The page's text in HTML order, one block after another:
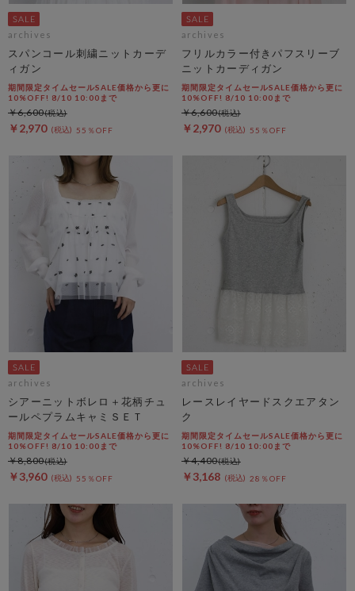
archives
スパンコール刺繍ニットカーデ
ィガン
期間限定タイムセールSALE価格から更に
10%OFF! 8/10 10:00まで
￥2,970 55％OFF
￥6,600
archives
フリルカラー付きパフスリーブ
ニットカーディガン
期間限定タイムセールSALE価格から更に
10%OFF! 8/10 10:00まで
￥2,970 55％OFF
￥6,600
archives
シアーニットボレロ＋花柄チュ
ールペプラムキャミＳＥＴ
期間限定タイムセールSALE価格から更に
10%OFF! 8/10 10:00まで
￥3,960 55％OFF
￥8,800
archives
レースレイヤードスクエアタン
ク
期間限定タイムセールSALE価格から更に
10%OFF! 8/10 10:00まで
￥3,168 28％OFF
￥4,400